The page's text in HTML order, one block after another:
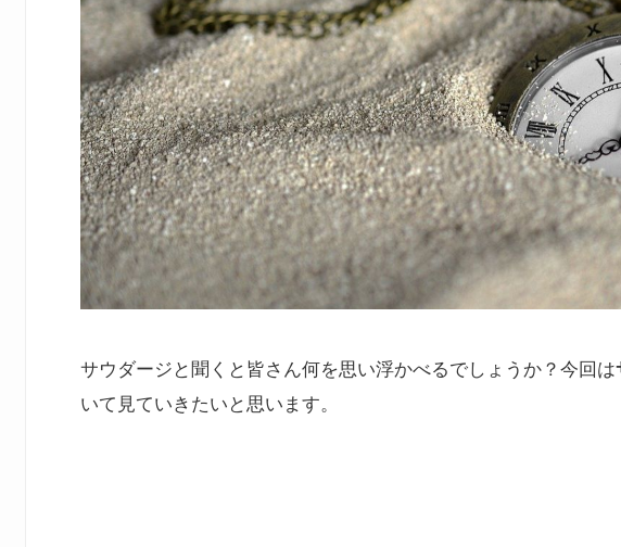
サウダージと聞くと皆さん何を思い浮かべるでしょうか？今回は
いて見ていきたいと思います。